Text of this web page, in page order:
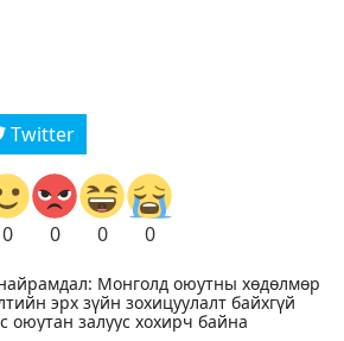
Twitter
0 0 0 0
Монголд оюутны хөдөлмөр
эрх зүйн зохицуулалт байхгүй
оюутан залуус хохирч байна